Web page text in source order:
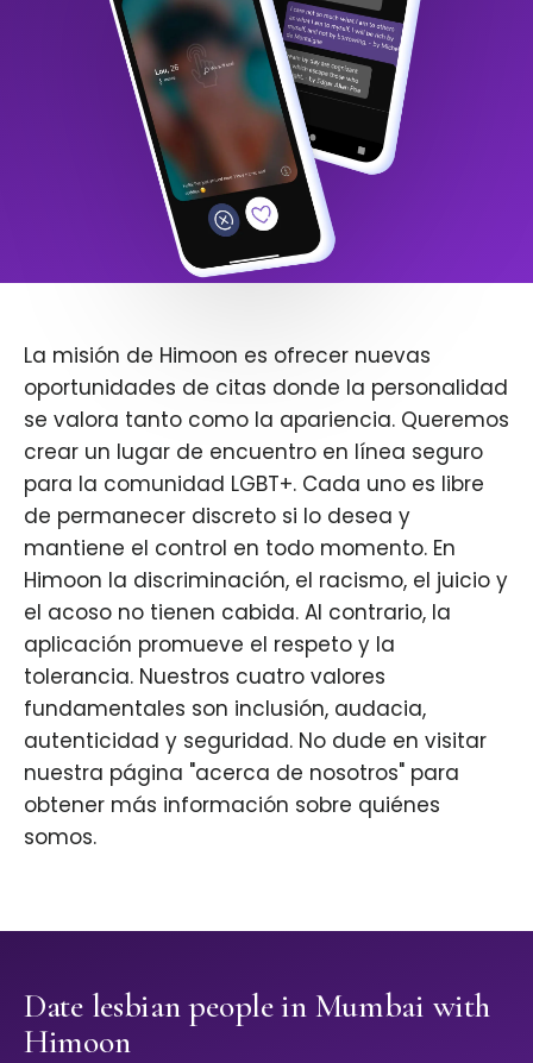
La misión de Himoon es ofrecer nuevas
oportunidades de citas donde la personalidad
se valora tanto como la apariencia. Queremos
crear un lugar de encuentro en línea seguro
para la comunidad LGBT+. Cada uno es libre
de permanecer discreto si lo desea y
mantiene el control en todo momento. En
Himoon la discriminación, el racismo, el juicio y
el acoso no tienen cabida. Al contrario, la
aplicación promueve el respeto y la
tolerancia. Nuestros cuatro valores
fundamentales son inclusión, audacia,
autenticidad y seguridad. No dude en visitar
nuestra página "acerca de nosotros" para
obtener más información sobre quiénes
somos.
Date lesbian people in Mumbai with
Himoon